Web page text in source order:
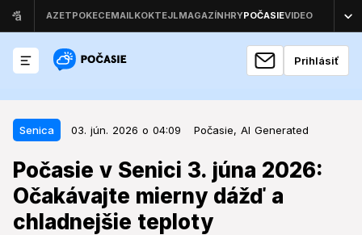
Prihlásiť
Senica 03. jún. 2026 o 04:09 Počasie, AI Generated
Počasie v Senici 3. júna 2026:
Očakávajte mierny dážď a
chladnejšie teploty
Senica 03. jún. 2026 o 04:09
Počasie v Senici 3. júna 2026:
Očakávajte mierny dážď a
chladnejšie teploty